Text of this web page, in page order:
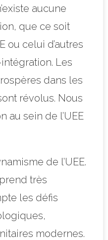
aucune
que ce soit
ou celui d’autres
Les
dans les
révolus. Nous
au sein de l’UEE
de l’UEE.
très
les défis
modernes.